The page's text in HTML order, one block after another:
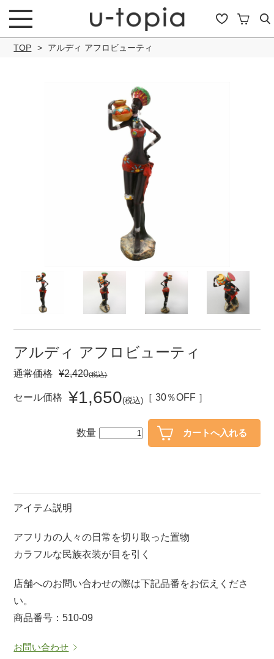
こだわり条件で絞り込み
セール商品
セール
30％OFF未満 10％OFF 20％OFF
アイテム
小皿 中皿・取皿
長皿・さんま皿 付出皿
ポット 急須
ロックカップ タンブラー
徳利・盃
TOP アルディ アフロビューティ
アルディ アフロビューティ
通常価格 ¥2,420(税込)
セール価格 ¥1,650(税込) ［ 30％OFF ］
数量
アイテム説明
アフリカの人々の日常を切り取った置物
カラフルな民族衣装が目を引く
店舗へのお問い合わせの際は下記品番をお伝えくださ
い。
商品番号：510-09
お問い合わせ